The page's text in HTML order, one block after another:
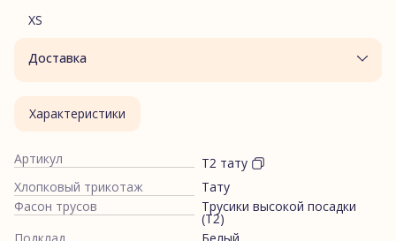
XS
Доставка
Характеристики
Артикул
Т2 тату
Хлопковый трикотаж
Тату
Фасон трусов
Трусики высокой посадки
(Т2)